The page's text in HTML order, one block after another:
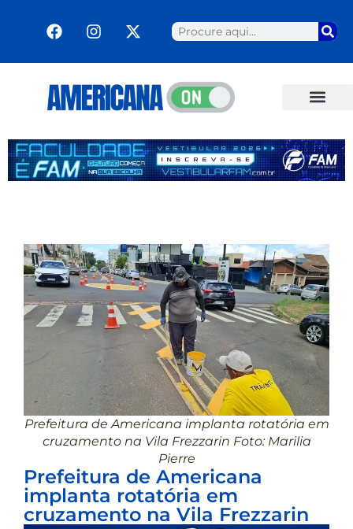
Prefeitura de Americana implanta rotatória em
cruzamento na Vila Frezzarin Foto: Marilia
Pierre
Prefeitura de Americana
implanta rotatória em
cruzamento na Vila Frezzarin